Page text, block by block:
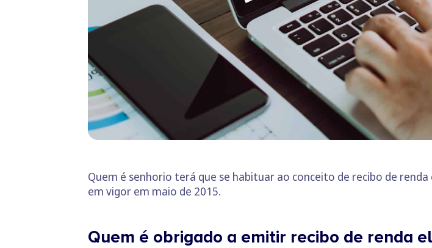
Quem é senhorio terá que se habituar ao conceito de recibo de
em vigor em maio de 2015.
Quem é obrigado a emitir recibo de renda